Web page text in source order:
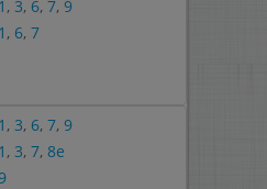
1 , 3, 6, 7, 9
1 , 6, 7
1 , 3, 6, 7, 9
1 , 3, 7, 8e